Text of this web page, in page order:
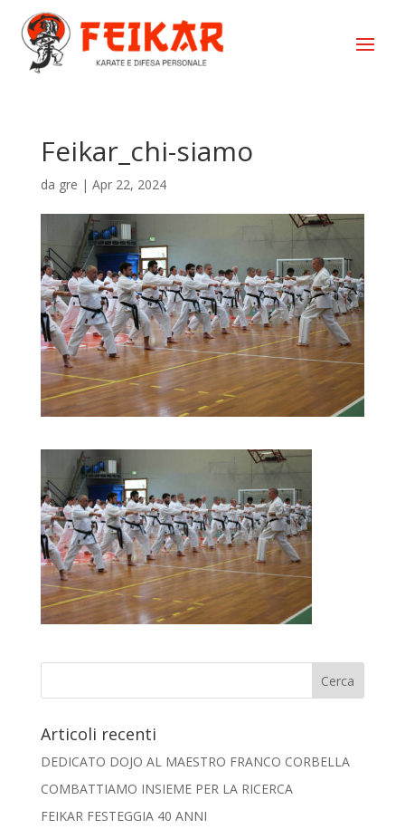
Feikar_chi-siamo
da gre | Apr 22, 2024
Articoli recenti
DEDICATO DOJO AL MAESTRO FRANCO CORBELLA
COMBATTIAMO INSIEME PER LA RICERCA
FEIKAR FESTEGGIA 40 ANNI